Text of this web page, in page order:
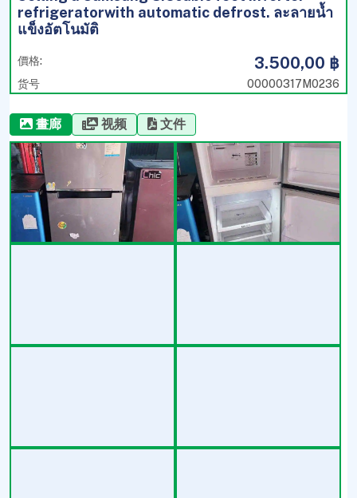
refrigeratorwith automatic defrost. ละลายน้ำ
แข็งอัตโนมัติ
價格: 3.500,00 ฿
货号 00000317M0236
畫廊 视频 文件